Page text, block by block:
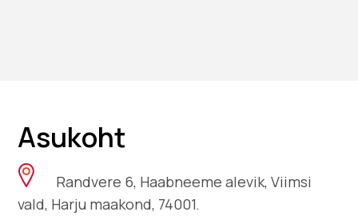
Asukoht
Randvere 6, Haabneeme alevik, Viimsi
vald, Harju maakond, 74001.